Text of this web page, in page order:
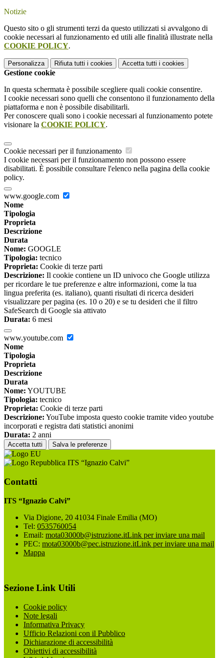
Notizie
Questo sito o gli strumenti terzi da questo utilizzati si avvalgono di
cookie necessari al funzionamento ed utili alle finalità illustrate nella
COOKIE POLICY.
Personalizza Rifiuta tutti i cookies Accetta tutti i cookies
Gestione cookie
In questa schermata è possibile scegliere quali cookie consentire.
I cookie necessari sono quelli che consentono il funzionamento della
piattaforma e non è possibile disabilitarli.
Per conoscere quali sono i cookie necessari al funzionamento potete
visionare la COOKIE POLICY.
Cookie necessari per il funzionamento
I cookie necessari per il funzionamento non possono essere
disabilitati. È possibile consultare l'elenco nella pagina della cookie
policy.
www.google.com
Nome
Tipologia
Proprieta
Descrizione
Durata
Nome: GOOGLE
Tipologia: tecnico
Proprieta: Cookie di terze parti
Descrizione: Il cookie contiene un ID univoco che Google utilizza
per ricordare le tue preferenze e altre informazioni, come la tua
lingua preferita (es. italiano), quanti risultati di ricerca desideri
visualizzare per pagina (es. 10 o 20) e se tu desideri che il filtro
SafeSearch di Google sia attivato
Durata: 6 mesi
www.youtube.com
Nome
Tipologia
Proprieta
Descrizione
Durata
Nome: YOUTUBE
Tipologia: tecnico
Proprieta: Cookie di terze parti
Descrizione: YouTube imposta questo cookie tramite video youtube
incorporati e registra dati statistici anonimi
Durata: 2 anni
Accetta tutti Salva le preferenze
ITS “Ignazio Calvi”
Contatti
ITS “Ignazio Calvi”
Via Digione, 20 41034 Finale Emilia (MO)
Tel: 0535760054
Email: mota03000b@istruzione.itLink per inviare una mail
PEC: mota03000b@pec.istruzione.itLink per inviare una mail
Mappa
Sezione Link Utili
Cookie policy
Note legali
Informativa Privacy
Ufficio Relazioni con il Pubblico
Dichiarazione di accessibilità
Obiettivi di accessibilità